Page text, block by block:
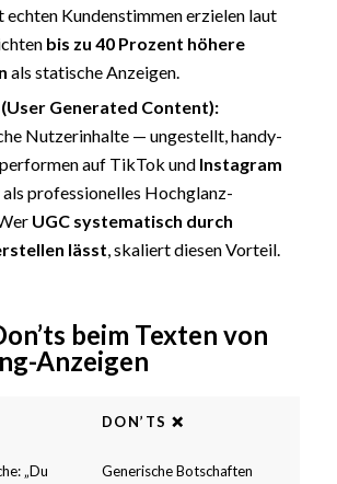
echten Kundenstimmen erzielen laut
bis zu 40 Prozent höhere
als statische Anzeigen.
User Generated Content):
Nutzerinhalte — ungestellt, handy-
auf TikTok und Instagram
professionelles Hochglanz-
UGC systematisch durch
lässt, skaliert diesen Vorteil.
beim Texten von
Anzeigen
DON’TS ❌
„Du
Generische Botschaften